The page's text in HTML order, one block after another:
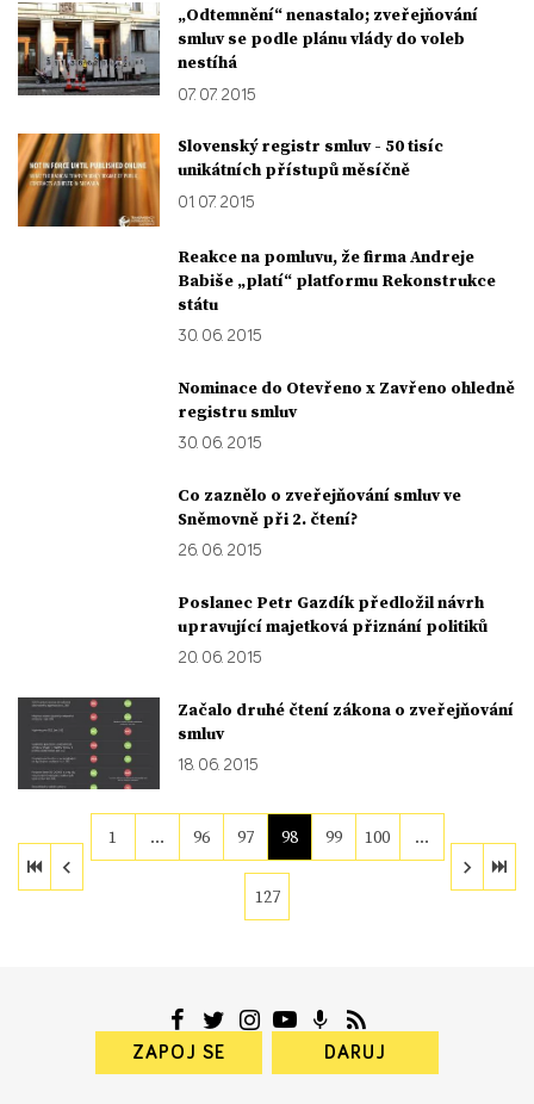
„Odtemnění“ nenastalo; zveřejňování
smluv se podle plánu vlády do voleb
nestíhá
07. 07. 2015
Slovenský registr smluv - 50 tisíc
unikátních přístupů měsíčně
01. 07. 2015
Reakce na pomluvu, že firma Andreje
Babiše „platí“ platformu Rekonstrukce
státu
30. 06. 2015
Nominace do Otevřeno x Zavřeno ohledně
registru smluv
30. 06. 2015
Co zaznělo o zveřejňování smluv ve
Sněmovně při 2. čtení?
26. 06. 2015
Poslanec Petr Gazdík předložil návrh
upravující majetková přiznání politiků
20. 06. 2015
Začalo druhé čtení zákona o zveřejňování
smluv
18. 06. 2015
1 … 96 97 98 99 100 …
127
ZAPOJ SE DARUJ